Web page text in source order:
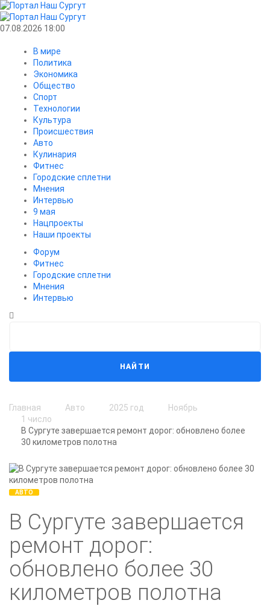
07.08.2026 18:00
В мире
Политика
Экономика
Общество
Спорт
Технологии
Культура
Происшествия
Авто
Кулинария
Фитнес
Городские сплетни
Мнения
Интервью
9 мая
Нацпроекты
Наши проекты
Форум
Фитнес
Городские сплетни
Мнения
Интервью
НАЙТИ
Главная Авто 2025 год
Ноябрь
1 число
В Сургуте завершается ремонт дорог: обновлено более
30 километров полотна
АВТО
В Сургуте завершается
ремонт дорог:
обновлено более 30
километров полотна